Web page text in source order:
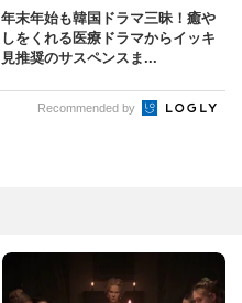
年末年始も韓国ドラマ三昧！癒や
しをくれる医療ドラマからイッキ
見推奨のサスペンスま...
Recommended by